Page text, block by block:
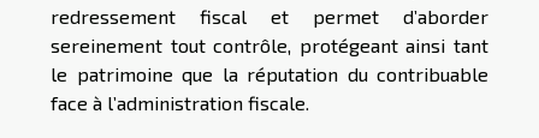
redressement fiscal et permet d’aborder
sereinement tout contrôle, protégeant ainsi tant
le patrimoine que la réputation du contribuable
face à l’administration fiscale.